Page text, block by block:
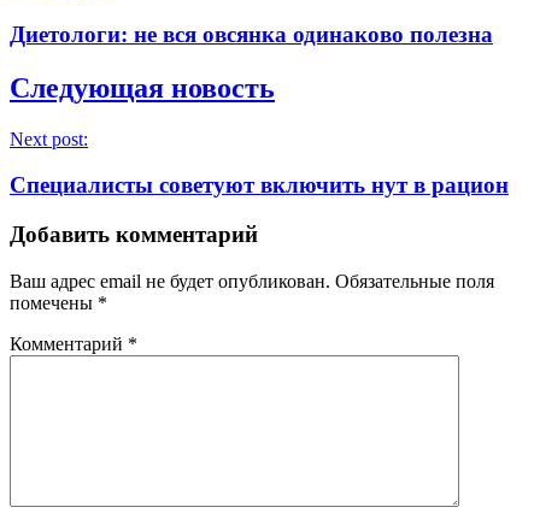
Диетологи: не вся овсянка одинаково полезна
Следующая новость
Next post:
Специалисты советуют включить нут в рацион
Добавить комментарий
Ваш адрес email не будет опубликован. Обязательные поля
помечены *
Комментарий *